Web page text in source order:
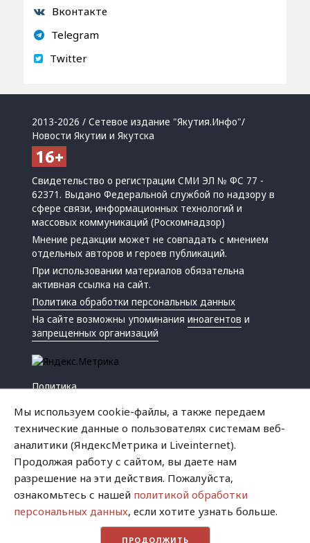
Вконтакте
Telegram
Twitter
2013-2026 / Сетевое издание "Якутия.Инфо"/
Новости Якутии и Якутска
Свидетельство о регистрации СМИ ЭЛ № ФС 77 -
62371. Выдано Федеральной службой по надзору в
сфере связи, информационных технологий и
массовых коммуникаций (Роскомнадзор)
Мнение редакции может не совпадать с мнением
отдельных авторов и героев публикаций.
При использовании материалов обязательна
активная ссылка на сайт.
Политика обработки персональных данных
На сайте возможны упоминанияиноагентов и
запрещенных организаций
Политика
Криминал
Успех
Хватит это терпеть
Мы используем cookie-файлы, а также передаем
технические данные о пользователях системам веб-
аналитики (ЯндексМетрика и Liveinternet).
Продолжая работу с сайтом, вы даете нам
разрешение на эти действия. Пожалуйста,
ознакомьтесь с нашей политикой обработки
персональных данных, если хотите узнать больше.
ПРОДОЛЖИТЬ